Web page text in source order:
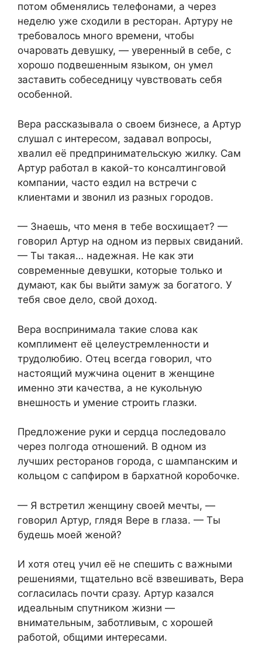
потом обменялись телефонами, а через
неделю уже сходили в ресторан. Артуру не
требовалось много времени, чтобы
очаровать девушку, — уверенный в себе, с
хорошо подвешенным языком, он умел
заставить собеседницу чувствовать себя
особенной.
Вера рассказывала о своем бизнесе, а Артур
слушал с интересом, задавал вопросы,
хвалил её предпринимательскую жилку. Сам
Артур работал в какой-то консалтинговой
компании, часто ездил на встречи с
клиентами и звонил из разных городов.
— Знаешь, что меня в тебе восхищает? —
говорил Артур на одном из первых свиданий.
— Ты такая… надежная. Не как эти
современные девушки, которые только и
думают, как бы выйти замуж за богатого. У
тебя свое дело, свой доход.
Вера воспринимала такие слова как
комплимент её целеустремленности и
трудолюбию. Отец всегда говорил, что
настоящий мужчина оценит в женщине
именно эти качества, а не кукольную
внешность и умение строить глазки.
Предложение руки и сердца последовало
через полгода отношений. В одном из
лучших ресторанов города, с шампанским и
кольцом с сапфиром в бархатной коробочке.
— Я встретил женщину своей мечты, —
говорил Артур, глядя Вере в глаза. — Ты
будешь моей женой?
И хотя отец учил её не спешить с важными
решениями, тщательно всё взвешивать, Вера
согласилась почти сразу. Артур казался
идеальным спутником жизни —
внимательным, заботливым, с хорошей
работой, общими интересами.